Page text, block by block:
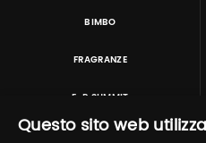
BIMBO
FRAGRANZE
E-P SUMMIT
Questo sito web